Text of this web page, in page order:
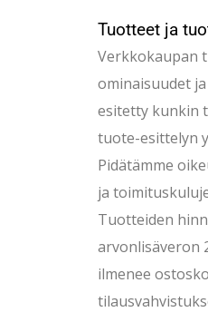
Tuotteet ja
Verkkokaupan
ominaisuudet
esitetty kunkin
tuote-esittelyn
Pidätämme
ja
Tuotteiden
arvonlisäveron
ilmenee